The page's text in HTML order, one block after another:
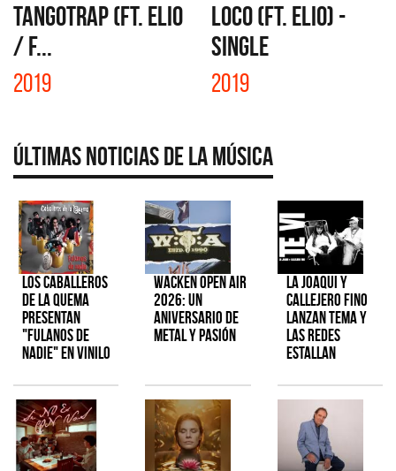
TANGOTRAP (FT. ELIO
/ F...
2019
LOCO (FT. ELIO) -
SINGLE
2019
Últimas Noticias de la Música
Los Caballeros
de la Quema
presentan
"Fulanos de
Nadie" en vinilo
Wacken Open Air
2026: Un
aniversario de
metal y pasión
La Joaqui y
Callejero Fino
lanzan tema y
las redes
estallan